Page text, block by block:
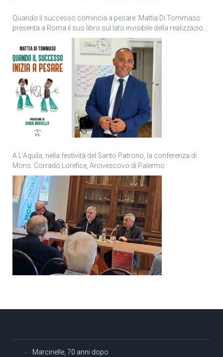
Quando il successo comincia a pesare: Mattia Di Tommaso
presenta a Roma il suo libro sul lato invisibile della realizzazione
A L’Aquila, nella festività del Santo Patrono, la conferenza di
Mons. Corrado Lorefice, Arcivescovo di Palermo
Marcinelle, 70 anni dopo